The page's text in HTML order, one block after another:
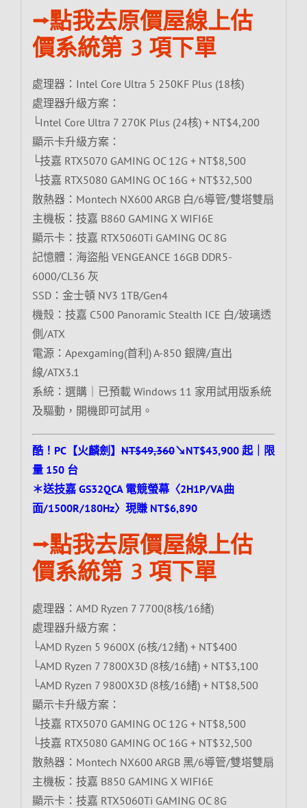
⭢點我去原價屋線上估
價系統第 3 項下單
處理器：Intel Core Ultra 5 250KF Plus (18核)
處理器升級方案：
└Intel Core Ultra 7 270K Plus (24核) + NT$4,200
顯示卡升級方案：
└技嘉 RTX5070 GAMING OC 12G + NT$8,500
└技嘉 RTX5080 GAMING OC 16G + NT$32,500
散熱器：Montech NX600 ARGB 白/6導管/雙塔雙扇
主機板：技嘉 B860 GAMING X WIFI6E
顯示卡：技嘉 RTX5060Ti GAMING OC 8G
記憶體：海盜船 VENGEANCE 16GB DDR5-
6000/CL36 灰
SSD：金士頓 NV3 1TB/Gen4
機殼：技嘉 C500 Panoramic Stealth ICE 白/玻璃透
側/ATX
電源：Apexgaming(首利) A-850 銀牌/直出
線/ATX3.1
系統：選購｜已預載 Windows 11 家用試用版系統
及驅動，開機即可試用。
酷！PC【火麟劍】NT$49,360↘NT$43,900 起｜限
量 150 台
＊送技嘉 GS32QCA 電競螢幕〈2H1P/VA曲
面/1500R/180Hz〉現賺 NT$6,890
⭢點我去原價屋線上估
價系統第 3 項下單
處理器：AMD Ryzen 7 7700(8核/16緒)
處理器升級方案：
└AMD Ryzen 5 9600X (6核/12緒) + NT$400
└AMD Ryzen 7 7800X3D (8核/16緒) + NT$3,100
└AMD Ryzen 7 9800X3D (8核/16緒) + NT$8,500
顯示卡升級方案：
└技嘉 RTX5070 GAMING OC 12G + NT$8,500
└技嘉 RTX5080 GAMING OC 16G + NT$32,500
散熱器：Montech NX600 ARGB 黑/6導管/雙塔雙扇
主機板：技嘉 B850 GAMING X WIFI6E
顯示卡：技嘉 RTX5060Ti GAMING OC 8G